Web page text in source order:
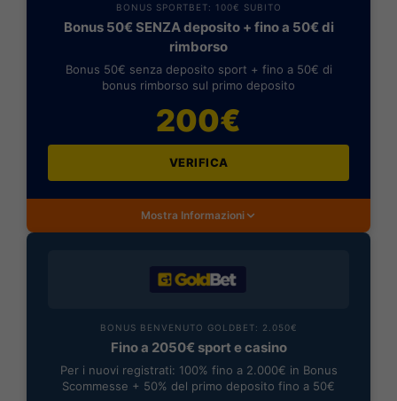
BONUS SPORTBET: 100€ SUBITO
Bonus 50€ SENZA deposito + fino a 50€ di
rimborso
Bonus 50€ senza deposito sport + fino a 50€ di
bonus rimborso sul primo deposito
200€
VERIFICA
Mostra Informazioni
BONUS BENVENUTO GOLDBET: 2.050€
Fino a 2050€ sport e casino
Per i nuovi registrati: 100% fino a 2.000€ in Bonus
Scommesse + 50% del primo deposito fino a 50€